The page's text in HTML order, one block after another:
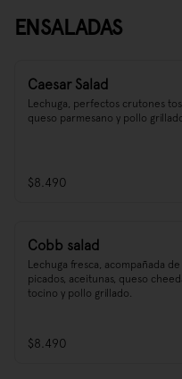
ENSALADAS
Caesar Salad
Lechuga, perfectos crutones
queso parmesano y pollo
$8.490
Cobb salad
Lechuga fresca, acompañada
picados, aceitunas, queso
tocino y pollo grillado.
$8.490